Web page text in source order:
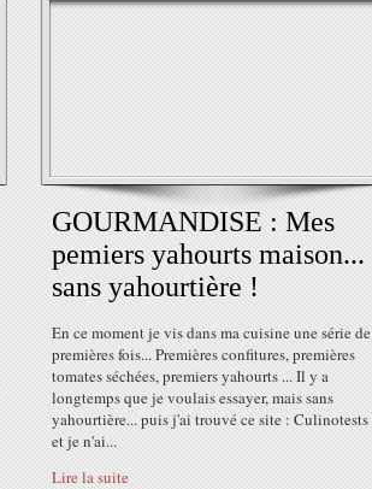
GOURMANDISE : Mes
pemiers yahourts maison...
sans yahourtière !
En ce moment je vis dans ma cuisine une série de
premières fois... Premières confitures, premières
tomates séchées, premiers yahourts ... Il y a
longtemps que je voulais essayer, mais sans
yahourtière... puis j'ai trouvé ce site : Culinotests
et je n'ai...
Lire la suite